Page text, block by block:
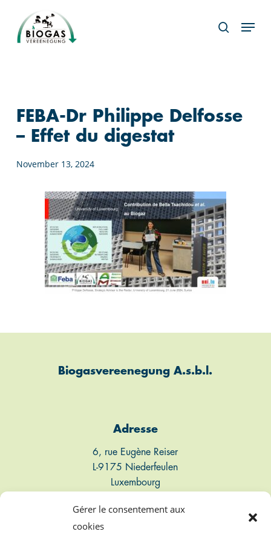
Gérer le consentement aux
cookies
main
search
FEBA-Dr Philippe Delfosse
– Effet du digestat
November 13, 2024
Biogasvereenegung A.s.b.l.
Adresse
6, rue Eugène Reiser
L-9175 Niederfeulen
Luxembourg